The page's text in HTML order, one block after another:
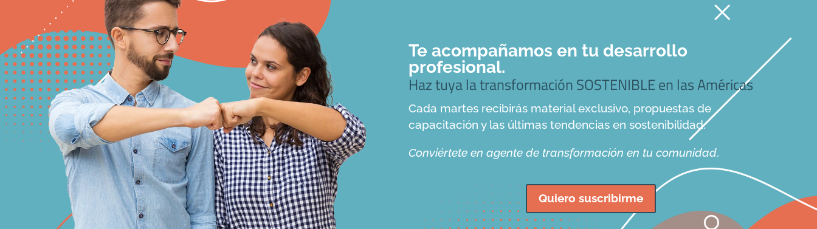
Te acompañamos en tu desarrollo
profesional.
Haz tuya la transformación SOSTENIBLE en las Américas
Cada martes recibirás material exclusivo, propuestas de
capacitación y las últimas tendencias en sostenibilidad.
Conviértete en agente de transformación en tu comunidad.
Quiero suscribirme